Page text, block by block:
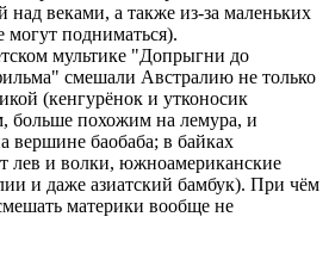
веками, а также из-за маленьких
подниматься).
мультике "Допрыгни до
смешали Австралию не только
(кенгурёнок и утконосик
больше похожим на лемура, и
вершине баобаба; в байках
лев и волки, южноамериканские
и даже азиатский бамбук). При чём
материки вообще не